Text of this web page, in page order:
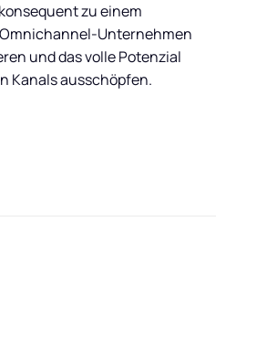
zu einem
Unternehmen
und das volle Potenzial
Kanals ausschöpfen.